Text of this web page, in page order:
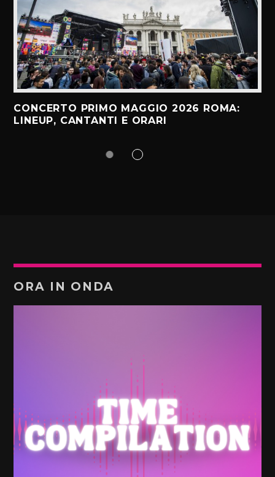
CONCERTO PRIMO MAGGIO 2026 ROMA:
LINEUP, CANTANTI E ORARI
ORA IN ONDA